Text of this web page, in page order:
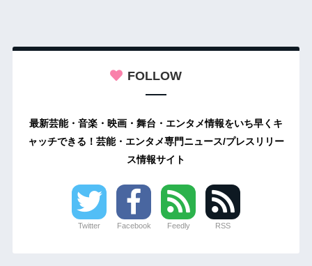
FOLLOW
最新芸能・音楽・映画・舞台・エンタメ情報をいち早くキ
ャッチできる！芸能・エンタメ専門ニュース/プレスリリー
ス情報サイト
Twitter Facebook Feedly RSS